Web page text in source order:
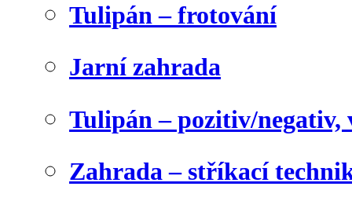
Tulipán – frotování
Jarní zahrada
Tulipán – pozitiv/negativ,
Zahrada – stříkací